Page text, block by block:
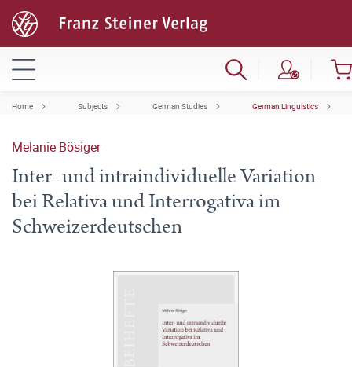
Home Subjects German Studies German Linguistics
Melanie Bösiger
Inter- und intraindividuelle Variation
bei Relativa und Interrogativa im
Schweizerdeutschen